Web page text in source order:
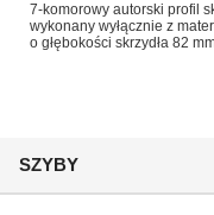
SZYBY
7-komorowy autorski profil
wykonany wyłącznie z
o głębokości skrzydła 82